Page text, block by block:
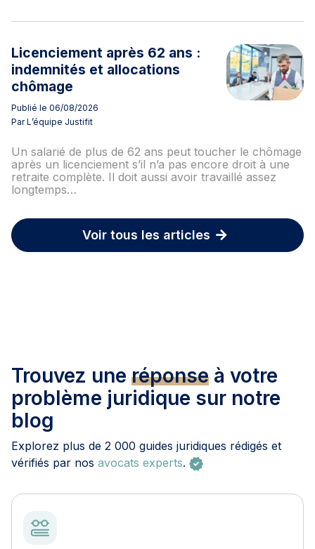
Licenciement après 62 ans :
indemnités et allocations
chômage
Publié le 06/08/2026
Par L’équipe Justifit
Un salarié de plus de 62 ans peut toucher le chômage
après un licenciement s’il n’a pas encore droit à une
retraite complète. Il doit aussi avoir travaillé assez
longtemps…
Voir tous les articles
Trouvez une réponse à votre
problème juridique sur notre
blog
Explorez plus de 2 000 guides juridiques rédigés et
vérifiés par nos avocats experts.